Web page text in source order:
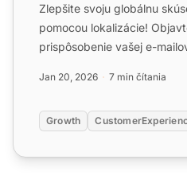
Zlepšite svoju globálnu
pomocou lokalizácie!
prispôsobenie vašej e-
Jan 20, 2026 7 min čítania
Growth